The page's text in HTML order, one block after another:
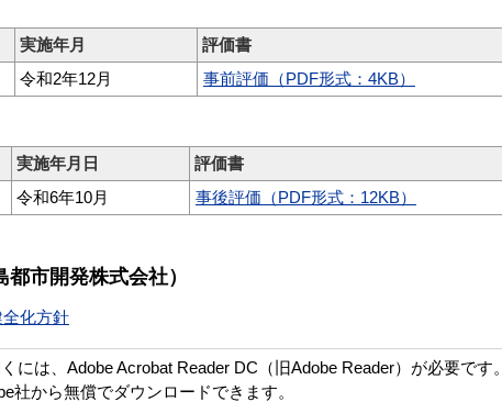
実施年月
評価書
令和2年12月 事前評価（PDF形式：4KB）
実施年月日
評価書
令和6年10月 事後評価（PDF形式：12KB）
市開発株式会社）
化方針
には、Adobe Acrobat Reader DC（旧Adobe Reader）が必要です。
社から無償でダウンロードできます。